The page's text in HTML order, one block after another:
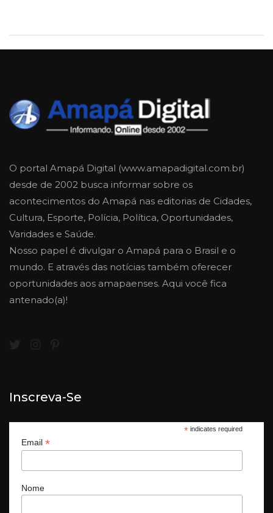
O portal Amapá Digital (www.amapadigital.com.br)
desde de 2002 busca informar sobre os
acontecimentos do Amapá nas editorias de Cidades,
Cultura, Esporte, Polícia, Política, Oportunidades,
Varidades e Saúde.
Nosso papel é divulgar o Amapá para o Brasil e o
mundo. E através das notícias também oferecer
oportunidades aos amapaenses. Aqui você fica
antenado(a)!
Inscreva-Se
*indicates required
Email *
Nome